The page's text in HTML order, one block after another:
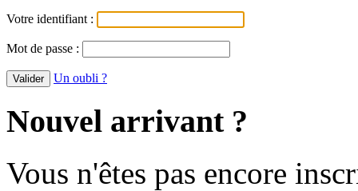
Votre identifiant :
Mot de passe :
Un oubli ?
Nouvel arrivant ?
Vous n'êtes pas encore